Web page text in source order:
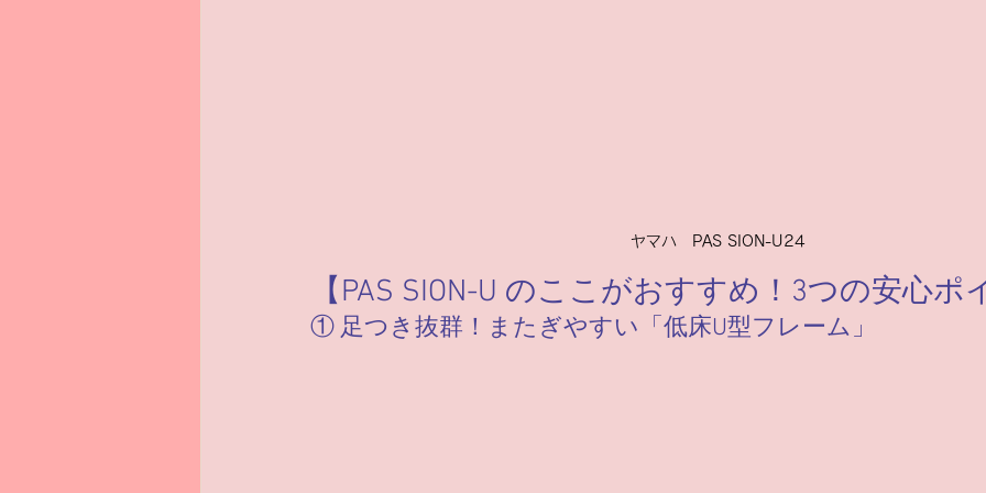
ヤマハ　PAS SION-U24
【PAS SION-U のここがおすすめ！3つの安心ポ
① 足つき抜群！またぎやすい「低床U型フレーム」